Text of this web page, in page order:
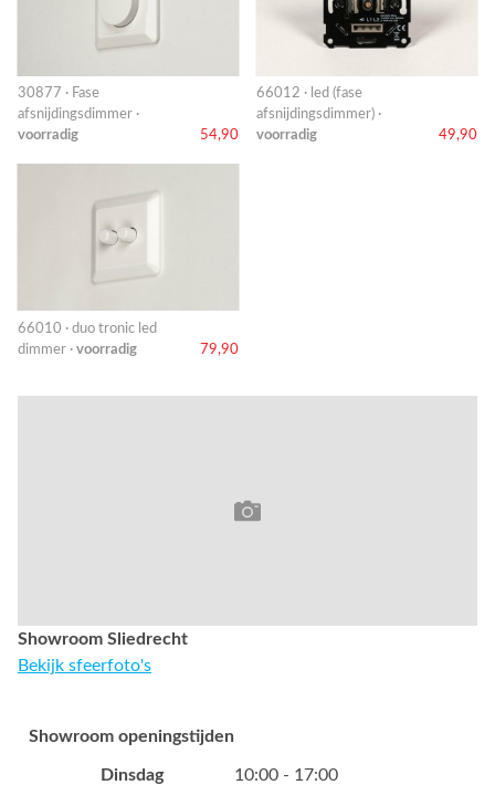
30877 · Fase
afsnijdingsdimmer ·
voorradig
54,90
66012 · led (fase
afsnijdingsdimmer) ·
voorradig
49,90
66010 · duo tronic led
dimmer · voorradig 79,90
Showroom Sliedrecht
Bekijk sfeerfoto's
Showroom openingstijden
Dinsdag
10:00 - 17:00